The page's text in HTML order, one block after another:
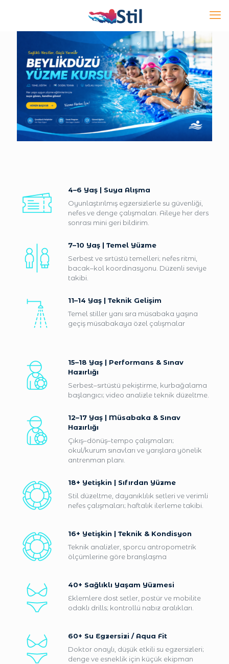
4–6 Yaş | Suya Alışma
Oyunlaştırılmış egzersizlerle su güvenliği,
nefes ve denge çalışmaları. Aileye her ders
sonrası mini geri bildirim.
7–10 Yaş | Temel Yüzme
Serbest ve sırtüstü temelleri; nefes ritmi,
bacak–kol koordinasyonu. Düzenli seviye
takibi.
11–14 Yaş | Teknik Gelişim
Temel stiller yanı sıra müsabaka yaşına
geçiş müsabakaya özel çalışmalar
15–18 Yaş | Performans & Sınav
Hazırlığı
Serbest–sırtüstü pekiştirme, kurbağalama
başlangıcı; video analizle teknik düzeltme.
12–17 Yaş | Müsabaka & Sınav
Hazırlığı
Çıkış–dönüş–tempo çalışmaları;
okul/kurum sınavları ve yarışlara yönelik
antrenman planı.
18+ Yetişkin | Sıfırdan Yüzme
Stil düzeltme, dayanıklılık setleri ve verimli
nefes çalışmaları; haftalık ilerleme takibi.
16+ Yetişkin | Teknik & Kondisyon
Teknik analizler, sporcu antropometrik
ölçümlerine göre branşlaşma
40+ Sağlıklı Yaşam Yüzmesi
Eklemlere dost setler, postür ve mobilite
odaklı drills; kontrollü nabız aralıkları.
60+ Su Egzersizi / Aqua Fit
Doktor onaylı, düşük etkili su egzersizleri;
denge ve esneklik için küçük ekipman